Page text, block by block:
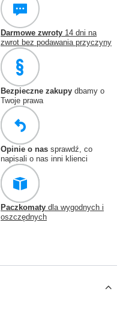
Darmowe zwroty 14 dni na
zwrot bez podawania przyczyny
Bezpieczne zakupy dbamy o
Twoje prawa
Opinie o nas sprawdź, co
napisali o nas inni klienci
Paczkomaty dla wygodnych i
oszczędnych